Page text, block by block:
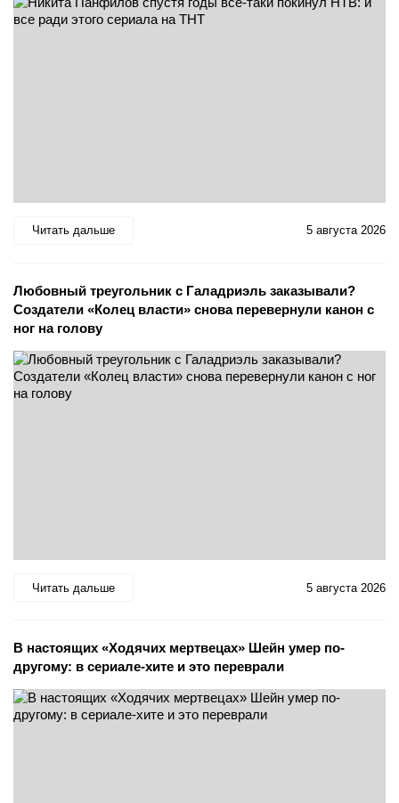
Читать дальше 5 августа 2026
Любовный треугольник с Галадриэль заказывали?
Создатели «Колец власти» снова перевернули канон с
ног на голову
Читать дальше 5 августа 2026
В настоящих «Ходячих мертвецах» Шейн умер по-
другому: в сериале-хите и это переврали